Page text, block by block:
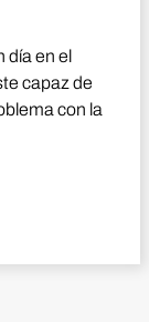
día en el
capaz de
con la